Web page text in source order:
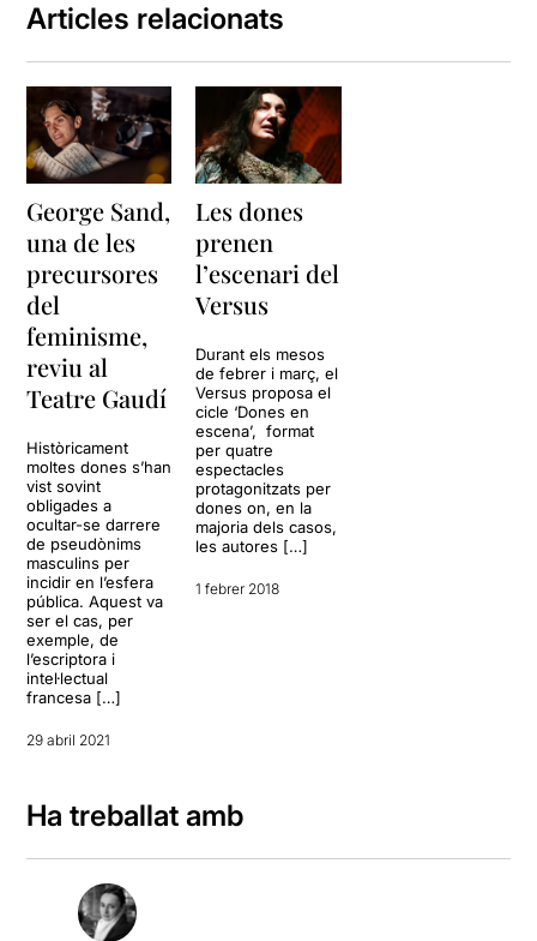
Articles relacionats
George Sand,
una de les
precursores
del
feminisme,
reviu al
Teatre Gaudí
Històricament
moltes dones s’han
vist sovint
obligades a
ocultar-se darrere
de pseudònims
masculins per
incidir en l’esfera
pública. Aquest va
ser el cas, per
exemple, de
l’escriptora i
intel·lectual
francesa […]
29 abril 2021
Les dones
prenen
l’escenari del
Versus
Durant els mesos
de febrer i març, el
Versus proposa el
cicle ‘Dones en
escena’, format
per quatre
espectacles
protagonitzats per
dones on, en la
majoria dels casos,
les autores […]
1 febrer 2018
Ha treballat amb